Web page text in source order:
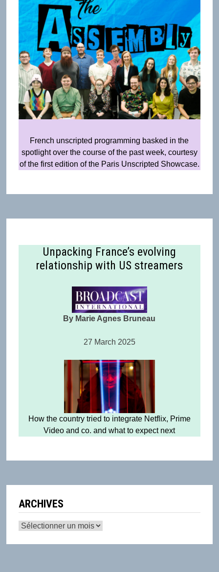
French unscripted programming basked in the
spotlight over the course of the past week, courtesy
of the first edition of the Paris Unscripted Showcase.
Unpacking France’s evolving
relationship with US streamers
By Marie Agnes Bruneau
27 March 2025
How the country tried to integrate Netflix, Prime
Video and co. and what to expect next
ARCHIVES
Archives